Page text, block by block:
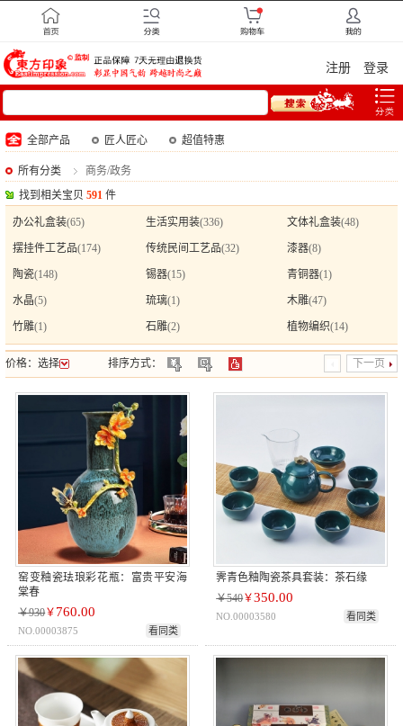
注册 登录
全部产品 匠人匠心 超值特惠
所有分类
商务/政务
找到相关宝贝 591 件
办公礼盒装(65) 生活实用装(336) 文体礼盒装(48)
摆挂件工艺品(174) 传统民间工艺品(32) 漆器(8)
陶瓷(148) 锡器(15) 青铜器(1)
水晶(5) 琉璃(1) 木雕(47)
竹雕(1) 石雕(2) 植物编织(14)
价格： 选择 排序方式： 下一页
窑变釉瓷珐琅彩花瓶：富贵平安海
棠春
￥930￥ 760.00
NO.00003875 看同类
霁青色釉陶瓷茶具套装：茶石缘
￥540￥350.00
NO.00003580 看同类